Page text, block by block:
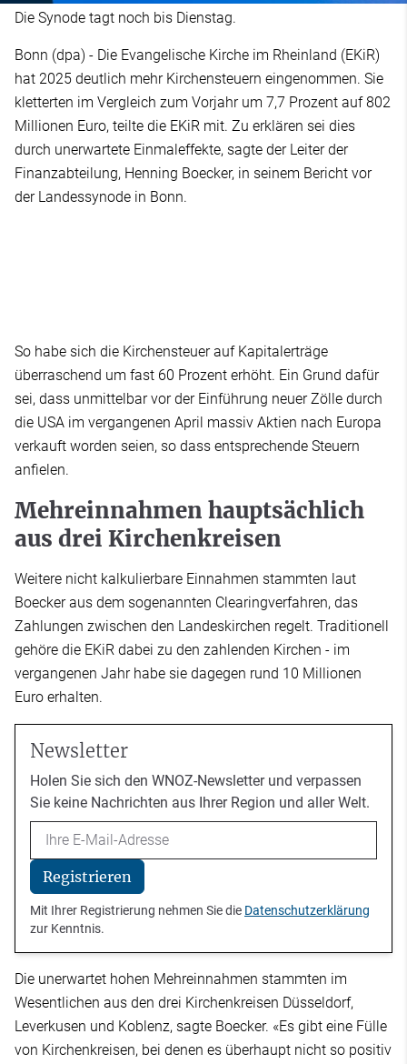
Die Synode tagt noch bis Dienstag.
Bonn (dpa) - Die Evangelische Kirche im Rheinland (EKiR)
hat 2025 deutlich mehr Kirchensteuern eingenommen. Sie
kletterten im Vergleich zum Vorjahr um 7,7 Prozent auf 802
Millionen Euro, teilte die EKiR mit. Zu erklären sei dies
durch unerwartete Einmaleffekte, sagte der Leiter der
Finanzabteilung, Henning Boecker, in seinem Bericht vor
der Landessynode in Bonn.
So habe sich die Kirchensteuer auf Kapitalerträge
überraschend um fast 60 Prozent erhöht. Ein Grund dafür
sei, dass unmittelbar vor der Einführung neuer Zölle durch
die USA im vergangenen April massiv Aktien nach Europa
verkauft worden seien, so dass entsprechende Steuern
anfielen.
Mehreinnahmen hauptsächlich
aus drei Kirchenkreisen
Weitere nicht kalkulierbare Einnahmen stammten laut
Boecker aus dem sogenannten Clearingverfahren, das
Zahlungen zwischen den Landeskirchen regelt. Traditionell
gehöre die EKiR dabei zu den zahlenden Kirchen - im
vergangenen Jahr habe sie dagegen rund 10 Millionen
Euro erhalten.
Newsletter
Holen Sie sich den WNOZ-Newsletter und verpassen
Sie keine Nachrichten aus Ihrer Region und aller Welt.
Email
Registrieren
Mit Ihrer Registrierung nehmen Sie die Datenschutzerklärung
zur Kenntnis.
Die unerwartet hohen Mehreinnahmen stammten im
Wesentlichen aus den drei Kirchenkreisen Düsseldorf,
Leverkusen und Koblenz, sagte Boecker. «Es gibt eine Fülle
von Kirchenkreisen, bei denen es überhaupt nicht so positiv